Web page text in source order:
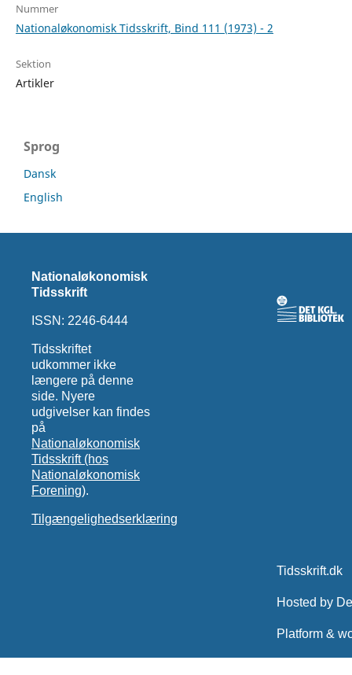
Nummer
Nationaløkonomisk Tidsskrift, Bind 111 (1973) - 2
Sektion
Artikler
Sprog
Dansk
English
Nationaløkonomisk
Tidsskrift
ISSN: 2246-6444
Tidsskriftet
udkommer ikke
længere på denne
side. Nyere
udgivelser kan findes
på
Nationaløkonomisk
Tidsskrift (hos
Nationaløkonomisk
Forening).
Tilgængelighedserklæring